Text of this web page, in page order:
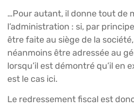
…Pour autant, il donne tout de
l’administration : si, par
être faite au siège de la
néanmoins être adressée au
lorsqu’il est démontré qu’il en
est le cas ici.
Le redressement fiscal est